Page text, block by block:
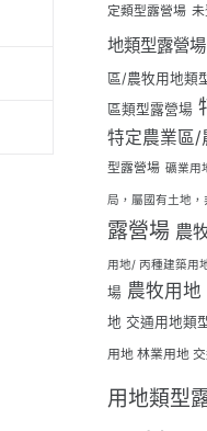
定類型露營場
地類型露營場
區/農牧用地類
區類型露營場
特定農業區/
型露營場 礦業用
局，屬國有土地
露營場 農
用地/ 丙種建築用
場 農牧用
地 交通用地類
用地 林業用地
用地類型